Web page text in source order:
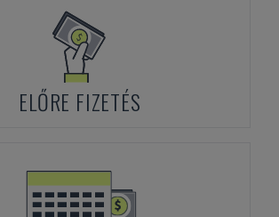
ELŐRE FIZETÉS